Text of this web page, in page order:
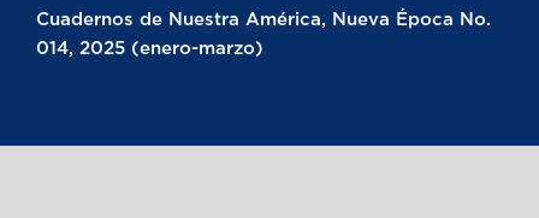
Cuadernos de Nuestra América, Nueva Época No.
014, 2025 (enero-marzo)